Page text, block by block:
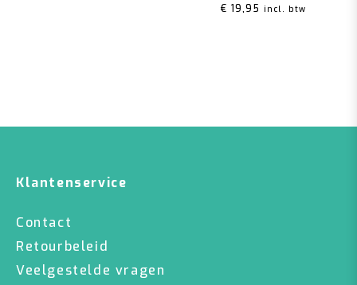
€ 19,95 incl. btw
Klantenservice
Contact
Retourbeleid
Veelgestelde vragen